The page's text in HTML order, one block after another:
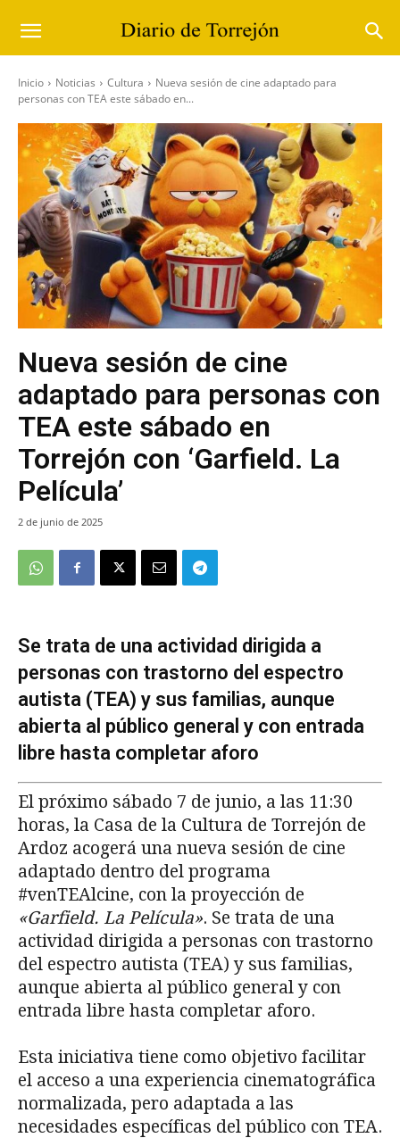
Inicio Noticias Cultura
Nueva sesión de cine adaptado para
personas con TEA este sábado en...
Nueva sesión de cine
adaptado para personas con
TEA este sábado en
Torrejón con ‘Garfield. La
Película’
2 de junio de 2025
Se trata de una actividad dirigida a
personas con trastorno del espectro
autista (TEA) y sus familias, aunque
abierta al público general y con entrada
libre hasta completar aforo
El próximo sábado 7 de junio, a las 11:30
horas, la Casa de la Cultura de Torrejón de
Ardoz acogerá una nueva sesión de cine
adaptado dentro del programa
#venTEAlcine, con la proyección de
«Garfield. La Película». Se trata de una
actividad dirigida a personas con trastorno
del espectro autista (TEA) y sus familias,
aunque abierta al público general y con
entrada libre hasta completar aforo.
Esta iniciativa tiene como objetivo facilitar
el acceso a una experiencia cinematográfica
normalizada, pero adaptada a las
necesidades específicas del público con TEA.